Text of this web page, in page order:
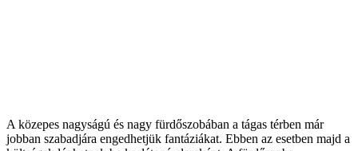
A közepes nagyságú és nagy fürdőszobában a tágas térben már
jobban szabadjára engedhetjük fantáziákat. Ebben az esetben majd a